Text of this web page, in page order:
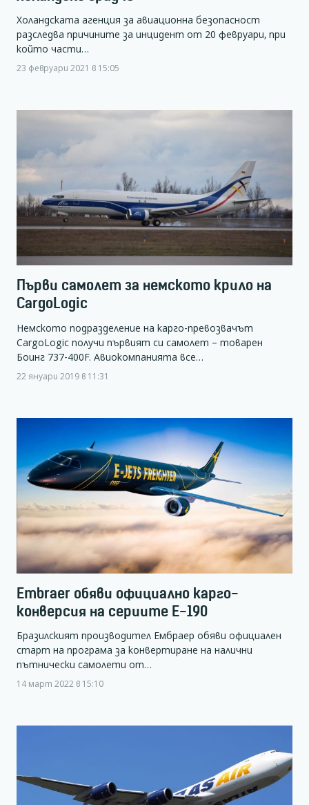
Холандската агенция за авиационна безопасност
разследва причините за инцидент от 20 февруари, при
който части…
23 февруари 2021 в 15:05
Първи самолет за немското крило на
CargoLogic
Немското подразделение на карго-превозвачът
CargoLogic получи първият си самолет – товарен
Боинг 737-400F. Авиокомпанията все…
22 януари 2019 в 11:31
Embraer обяви официално карго-
конверсия на сериите Е-190
Бразилският производител Ембраер обяви официален
старт на програма за конвертиране на налични
пътнически самолети от…
14 март 2022 в 15:10